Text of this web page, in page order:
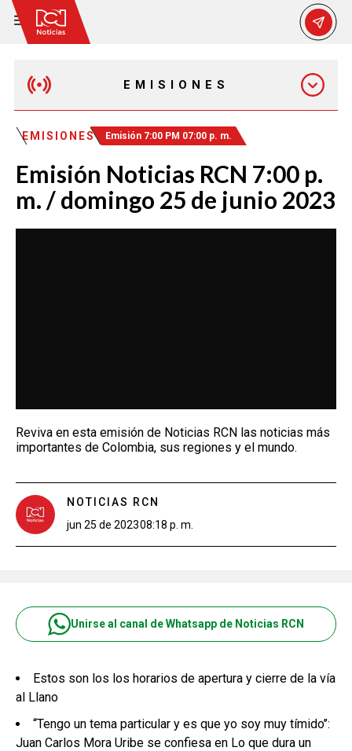
EMISIONES
MAÑANA EXPRESS
EMISIÓN 12:30 PM
EMISIONES Emisión 7:00 PM 07:00 p. m.
Emisión Noticias RCN 7:00 p.
m. / domingo 25 de junio 2023
Reviva en esta emisión de Noticias RCN las noticias más
importantes de Colombia, sus regiones y el mundo.
NOTICIAS RCN
jun 25 de 202308:18 p. m.
Unirse al canal de Whatsapp de Noticias RCN
Estos son los los horarios de apertura y cierre de la vía
al Llano
‘‘Tengo un tema particular y es que yo soy muy tímido’’:
Juan Carlos Mora Uribe se confiesa en Lo que dura un